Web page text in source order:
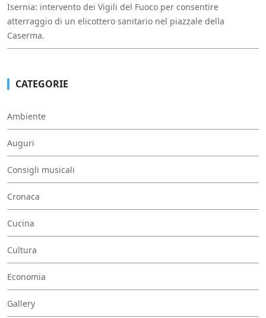
Isernia: intervento dei Vigili del Fuoco per consentire
atterraggio di un elicottero sanitario nel piazzale della
Caserma.
CATEGORIE
Ambiente
Auguri
Consigli musicali
Cronaca
Cucina
Cultura
Economia
Gallery